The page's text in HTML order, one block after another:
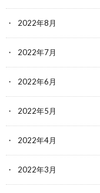
2022年8月
2022年7月
2022年6月
2022年5月
2022年4月
2022年3月